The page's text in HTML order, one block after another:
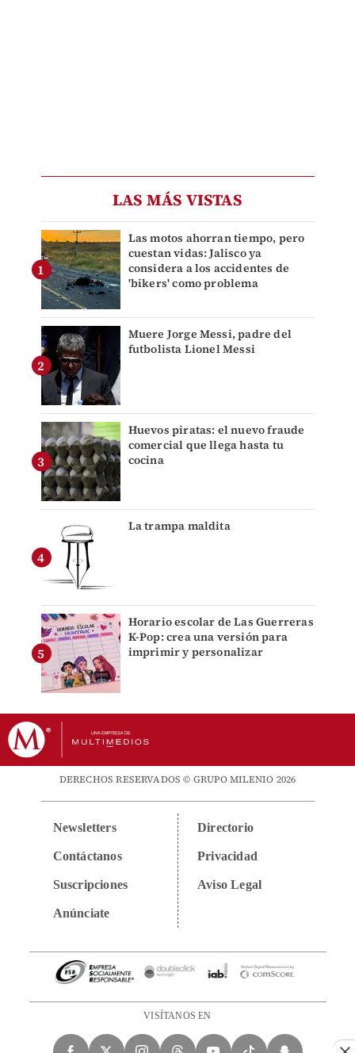
LAS MÁS VISTAS
Las motos ahorran tiempo, pero
cuestan vidas: Jalisco ya
considera a los accidentes de
'bikers' como problema
Muere Jorge Messi, padre del
futbolista Lionel Messi
Huevos piratas: el nuevo fraude
comercial que llega hasta tu
cocina
La trampa maldita
Horario escolar de Las Guerreras
K-Pop: crea una versión para
imprimir y personalizar
DERECHOS RESERVADOS © GRUPO MILENIO 2026
Newsletters
Contáctanos
Suscripciones
Anúnciate
Directorio
Privacidad
Aviso Legal
VISÍTANOS EN